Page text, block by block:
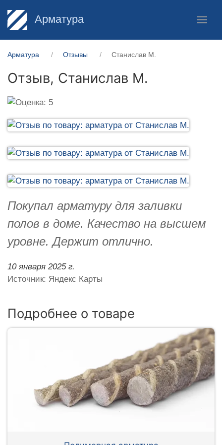
Арматура
Арматура Отзывы Станислав М.
Отзыв, Станислав М.
Покупал арматуру для заливки
полов в доме. Качество на высшем
уровне. Держит отлично.
10 января 2025 г.
Источник: Яндекс Карты
Подробнее о товаре